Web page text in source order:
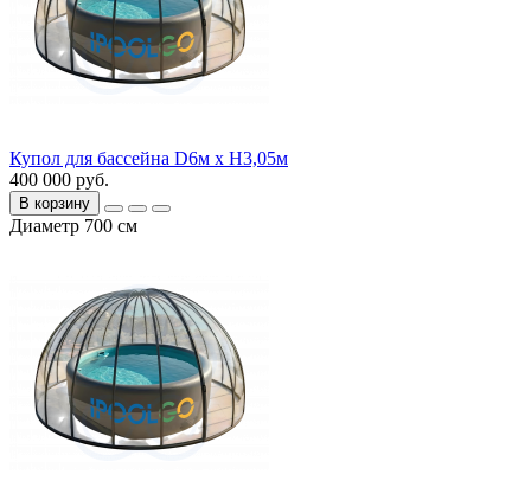
Купол для бассейна D6м х H3,05м
400 000 руб.
В корзину
Диаметр 700 см